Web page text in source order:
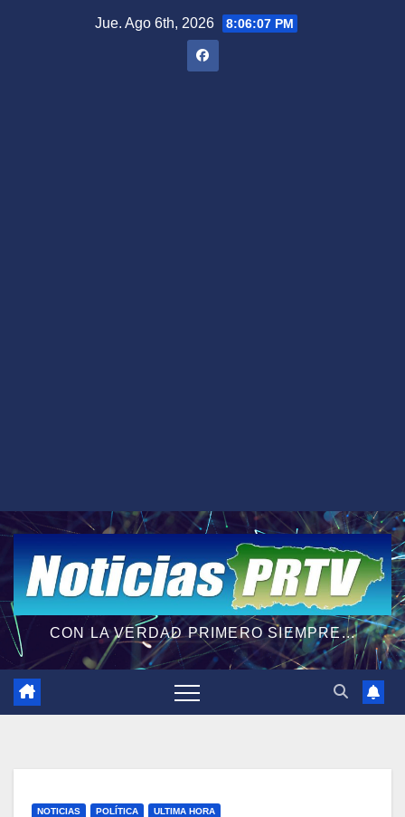
Jue. Ago 6th, 2026 8:06:08 PM
CON LA VERDAD PRIMERO SIEMPRE...
NOTICIAS POLÍTICA ULTIMA HORA